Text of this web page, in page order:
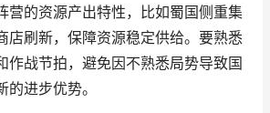
营的资源产出特性，比如蜀国侧重集
店刷新，保障资源稳定供给。要熟悉
作战节拍，避免因不熟悉局势导致国
进步优势。